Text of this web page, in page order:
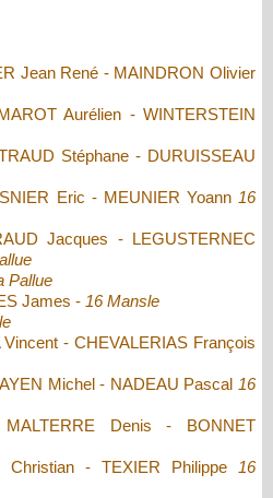
Jean René - MAINDRON Olivier
Aurélien - WINTERSTEIN
Stéphane - DURUISSEAU
Eric - MEUNIER Yoann 16
Jacques - LEGUSTERNEC
Pallue
James - 16 Mansle
- CHEVALERIAS François
Michel - NADEAU Pascal 16
Denis - BONNET
- TEXIER Philippe 16